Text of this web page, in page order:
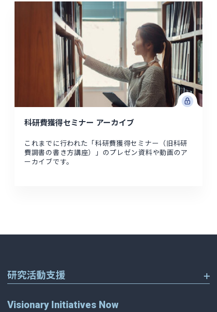
科研費獲得セミナー アーカイブ
これまでに行われた「科研費獲得セミナー（旧科研
費調書の書き方講座）」のプレゼン資料や動画のア
ーカイブです。
研究活動支援
Visionary Initiatives Now